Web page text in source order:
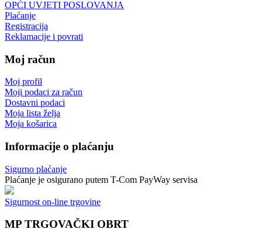
OPĆI UVJETI POSLOVANJA
Plaćanje
Registracija
Reklamacije i povrati
Moj račun
Moj profil
Moji podaci za račun
Dostavni podaci
Moja lista želja
Moja košarica
Informacije o plaćanju
Sigurno plaćanje
Plaćanje je osigurano putem T-Com PayWay servisa
Sigurnost on-line trgovine
MP TRGOVAČKI OBRT